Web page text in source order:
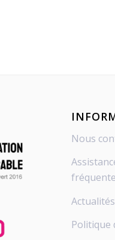
Nous
Actualités
Politique